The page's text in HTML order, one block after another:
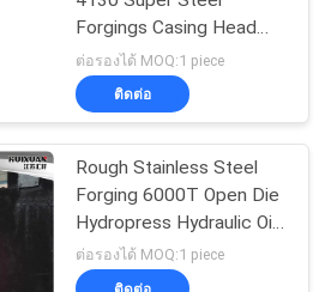
Forgings
Forgings Casing Head
Alloy Steel Casing Head
ต่อรองได้ MOQ:1 piece
ติดต่อ
Rough Stainless Steel
Forging 6000T Open Die
Hydropress Hydraulic Oil
Cylinder
ต่อรองได้ MOQ:1 piece